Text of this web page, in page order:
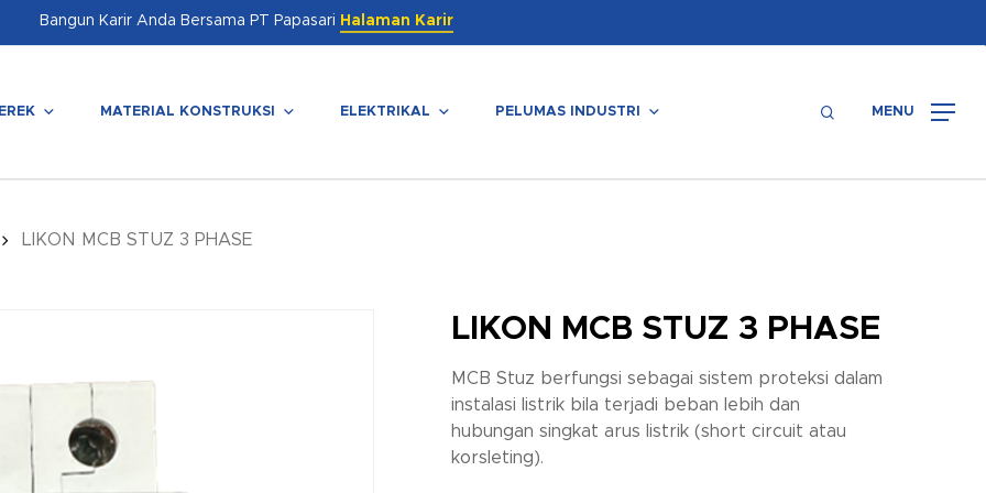
Bangun Karir Anda Bersama PT Papasari Halaman Karir
MATERIAL KONSTRUKSI ELEKTRIKAL PELUMAS INDUSTRI searchMENU
LIKON MCB STUZ 3 PHASE
LIKON MCB STUZ 3 PHASE
MCB Stuz berfungsi sebagai sistem proteksi dalam
instalasi listrik bila terjadi beban lebih dan
hubungan singkat arus listrik (short circuit atau
korsleting).